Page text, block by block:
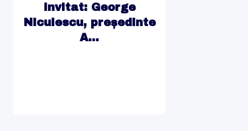
Invitat: George
Niculescu, președinte
A...